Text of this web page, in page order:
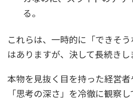
る。
これらは、一時的に「できそ
はありますが、決して長続きし
本物を見抜く目を持った経営
「思考の深さ」を冷徹に観察し